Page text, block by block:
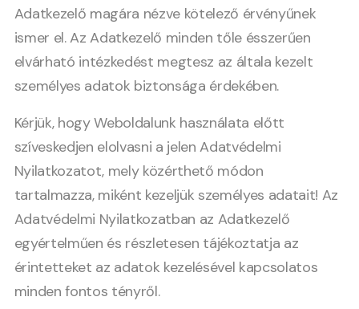
Adatkezelő magára nézve kötelező érvényűnek
ismer el. Az Adatkezelő minden tőle ésszerűen
elvárható intézkedést megtesz az általa kezelt
személyes adatok biztonsága érdekében.
Kérjük, hogy Weboldalunk használata előtt
szíveskedjen elolvasni a jelen Adatvédelmi
Nyilatkozatot, mely közérthető módon
tartalmazza, miként kezeljük személyes adatait! Az
Adatvédelmi Nyilatkozatban az Adatkezelő
egyértelműen és részletesen tájékoztatja az
érintetteket az adatok kezelésével kapcsolatos
minden fontos tényről.